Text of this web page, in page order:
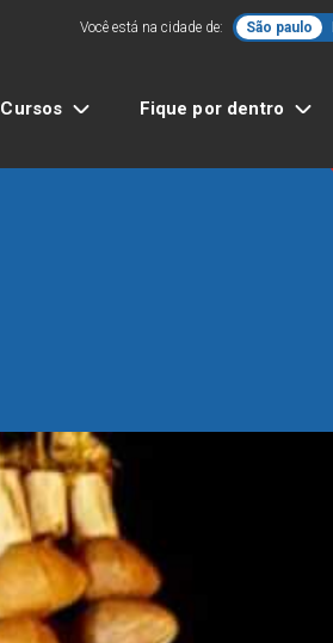
Você está na cidade de: São paulo
Cursos Fique por dentro